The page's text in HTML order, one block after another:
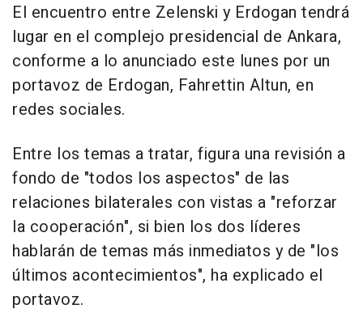
El encuentro entre Zelenski y Erdogan tendrá
lugar en el complejo presidencial de Ankara,
conforme a lo anunciado este lunes por un
portavoz de Erdogan, Fahrettin Altun, en
redes sociales.
Entre los temas a tratar, figura una revisión a
fondo de "todos los aspectos" de las
relaciones bilaterales con vistas a "reforzar
la cooperación", si bien los dos líderes
hablarán de temas más inmediatos y de "los
últimos acontecimientos", ha explicado el
portavoz.